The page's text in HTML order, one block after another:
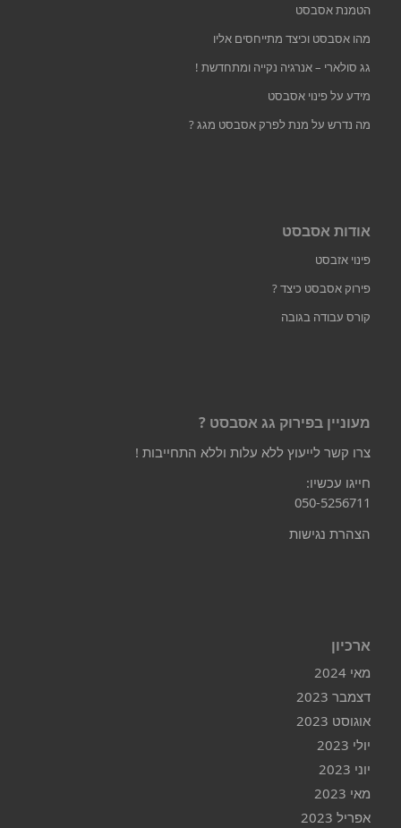
הטמנת אסבסט
מהו אסבסט וכיצד מתייחסים אליו
גג סולארי – אנרגיה נקייה ומתחדשת !
מידע על פינוי אסבסט
מה נדרש על מנת לפרק אסבסט מגג ?
אודות אסבסט
פינוי אזבסט
פירוק אסבסט כיצד ?
קורס עבודה בגובה
מעוניין בפירוק גג אסבסט ?
צרו קשר לייעוץ ללא עלות וללא התחייבות !
חייגו עכשיו:
050-5256711
הצהרת נגישות
ארכיון
מאי 2024
דצמבר 2023
אוגוסט 2023
יולי 2023
יוני 2023
מאי 2023
אפריל 2023